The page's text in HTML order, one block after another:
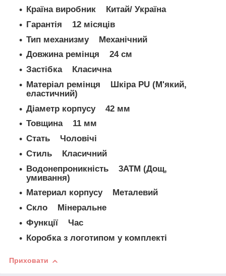
Країна виробник Китай/ Україна
Гарантія 12 місяців
Тип механизму Механічний
Довжина ремінця 24 см
Застібка Класична
Матеріал ремінця Шкіра PU (М'який,
еластичний)
Діаметр корпусу 42 мм
Товщина 11 мм
Стать Чоловічі
Стиль Класичний
Водонепроникність 3ATM (Дощ,
умивання)
Материал корпусу Металевий
Скло Мінеральне
Функції Час
Коробка з логотипом у комплекті
Приховати